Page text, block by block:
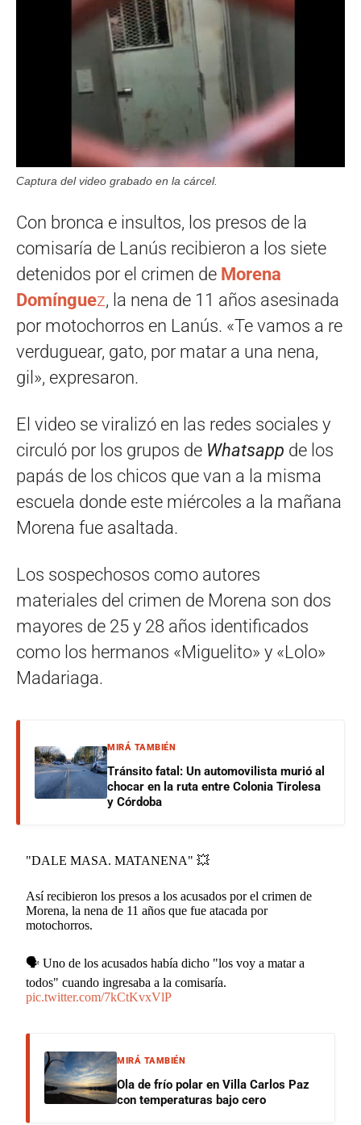
Captura del video grabado en la cárcel.
Con bronca e insultos, los presos de la
comisaría de Lanús recibieron a los siete
detenidos por el crimen de Morena
Domínguez, la nena de 11 años asesinada
por motochorros en Lanús. «Te vamos a re
verduguear, gato, por matar a una nena,
gil», expresaron.
El video se viralizó en las redes sociales y
circuló por los grupos de Whatsapp de los
papás de los chicos que van a la misma
escuela donde este miércoles a la mañana
Morena fue asaltada.
Los sospechosos como autores
materiales del crimen de Morena son dos
mayores de 25 y 28 años identificados
como los hermanos «Miguelito» y «Lolo»
Madariaga.
MIRÁ TAMBIÉN
Tránsito fatal: Un automovilista murió al
chocar en la ruta entre Colonia Tirolesa
y Córdoba
"DALE MASA. MATANENA" 💥
Así recibieron los presos a los acusados por el crimen de
Morena, la nena de 11 años que fue atacada por
motochorros.
🗣️ Uno de los acusados había dicho "los voy a matar a
todos" cuando ingresaba a la comisaría.
pic.twitter.com/7kCtKvxVlP
MIRÁ TAMBIÉN
Ola de frío polar en Villa Carlos Paz
con temperaturas bajo cero